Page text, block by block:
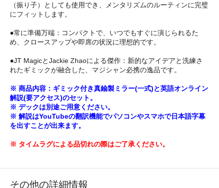
（振り子）としても使用でき、メンタリズムのルーティンに完璧
にフィットします。
●常に準備万端：コンパクトで、いつでもすぐに演じられるた
め、クロースアップや即席の状況に理想的です。
●JT MagicとJackie Zhaoによる傑作：新的なアイデアと洗練さ
れたギミックが融合した、マジシャン必携の逸品です。
※ 商品内容：ギミック付き真鍮製ミラー(一式)と英語オンライン
解説(要アクセス)のセット。
※ デックは別途ご用意ください。
※ 解説はYouTubeの翻訳機能でパソコンやスマホで日本語字幕
を出すことが出来ます。
※ タイムラグによる品切れの際はご了承ください。
その他の詳細情報